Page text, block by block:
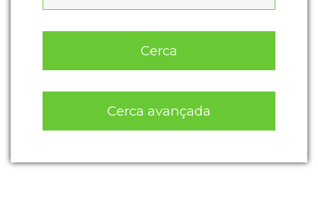
Cerca
Cerca avançada